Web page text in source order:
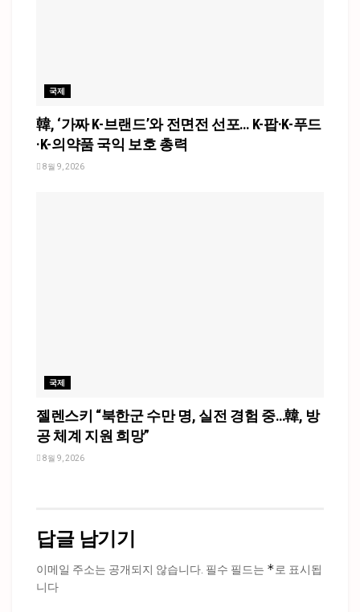
국제
韓, ‘가짜 K-브랜드’와 전면전 선포… K-팝·K-푸드
·K-의약품 국익 보호 총력
8월 9, 2026
국제
젤렌스키 “북한군 수만 명, 실전 경험 중…韓, 방
공 체계 지원 희망”
8월 9, 2026
답글 남기기
이메일 주소는 공개되지 않습니다. 필수 필드는 *로 표시됩
니다